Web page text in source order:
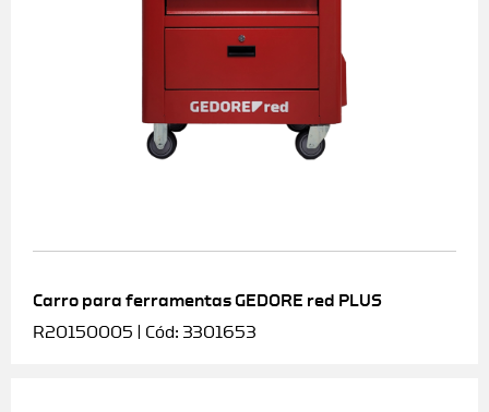
Carro para ferramentas GEDORE red PLUS
R20150005 | Cód: 3301653